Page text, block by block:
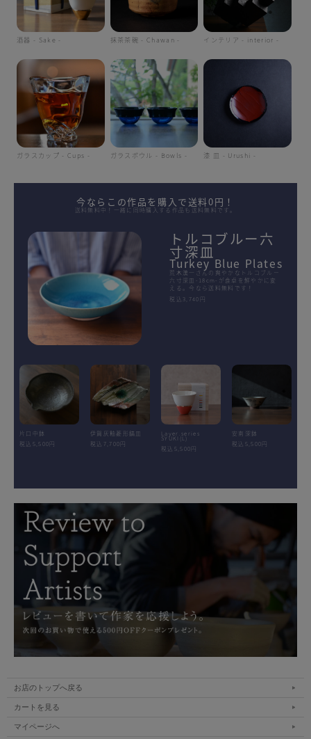
酒器 - Sake - 抹茶茶碗 - Chawan - インテリア - interior -
ガラスカップ - Cups - ガラスボウル - Bowls - 漆 皿 - Urushi -
今ならこの作品を購入で送料0円！
送料無料中！一緒に同時購入する作品も送料無料です。
トルコブルー六
寸深皿
Turkey Blue Plates
荒木漢一さんの爽やかなトルコブルー
六寸深皿-18cm-が食卓を鮮やかに変
える。今なら送料無料です！
税込3,740円
片口中鉢
税込5,500円
伊賀灰釉菱形鎬皿
税込7,700円
Layer.series
SYUKI(L)
税込5,500円
安南深鉢
税込5,500円
お店のトップへ戻る
カートを見る
マイページへ